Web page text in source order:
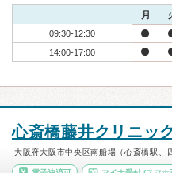
月
09:30-12:30
14:00-17:00
心斎橋藤井クリニッ
大阪府大阪市中央区南船場（心斎橋駅、